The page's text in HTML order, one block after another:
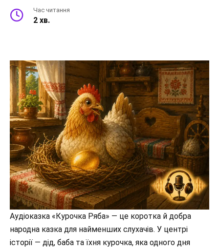
Час читання
2 хв.
Аудіоказка «Курочка Ряба» — це коротка й добра
народна казка для найменших слухачів. У центрі
історії — дід, баба та їхня курочка, яка одного дня